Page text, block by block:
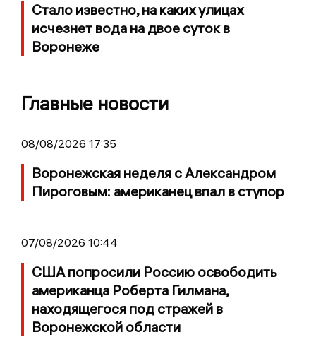
Стало известно, на каких улицах
исчезнет вода на двое суток в
Воронеже
Главные новости
08/08/2026 17:35
Воронежская неделя с Александром
Пироговым: американец впал в ступор
07/08/2026 10:44
США попросили Россию освободить
американца Роберта Гилмана,
находящегося под стражей в
Воронежской области